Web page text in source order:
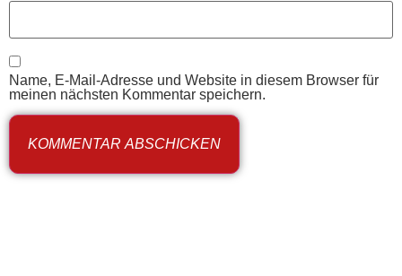
Name, E-Mail-Adresse und Website in diesem Browser für
meinen nächsten Kommentar speichern.